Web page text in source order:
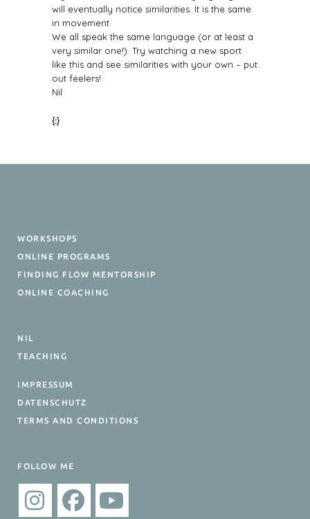
will eventually notice similarities. It is the same
in movement.
We all speak the same language (or at least a
very similar one!). Try watching a new sport
like this and see similarities with your own – put
out feelers!
Nil
{:}
WORKSHOPS
ONLINE PROGRAMS
FINDING FLOW MENTORSHIP
ONLINE COACHING
NIL
TEACHING
IMPRESSUM
DATENSCHUTZ
TERMS AND CONDITIONS
FOLLOW ME